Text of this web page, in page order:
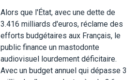
Alors que l'État, avec une dette de
3.416 milliards d'euros, réclame des
efforts budgétaires aux Français, le
public finance un mastodonte
audiovisuel lourdement déficitaire.
Avec un budget annuel qui dépasse 3